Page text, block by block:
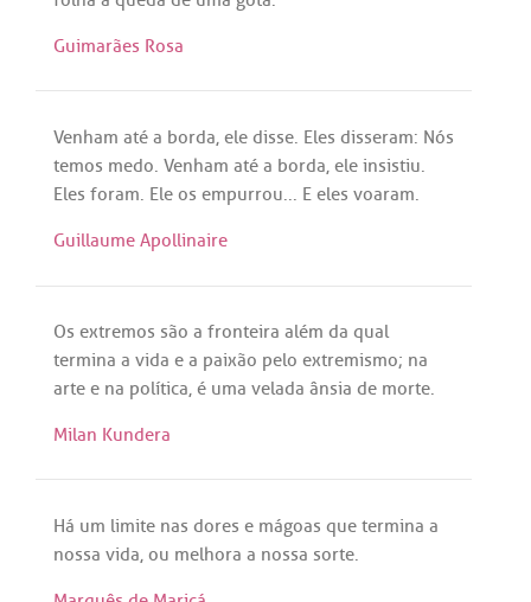
Guimarães Rosa
Venham até a borda, ele disse. Eles disseram: Nós
temos medo. Venham até a borda, ele insistiu.
Eles foram. Ele os empurrou... E eles voaram.
Guillaume Apollinaire
Os extremos são a fronteira além da qual
termina a vida e a paixão pelo extremismo; na
arte e na política, é uma velada ânsia de morte.
Milan Kundera
Há um limite nas dores e mágoas que termina a
nossa vida, ou melhora a nossa sorte.